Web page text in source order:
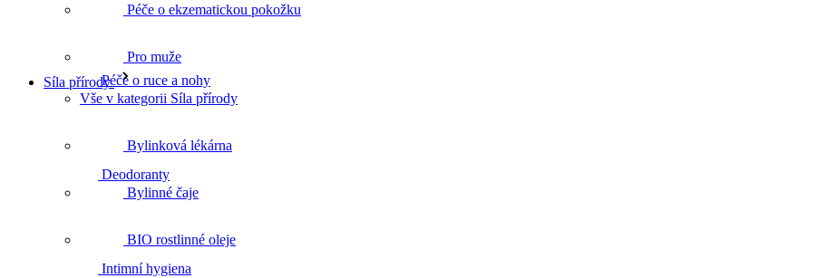
Péče o ruce a nohy
Deodoranty
Intimní hygiena
Péče o ekzematickou pokožku
Pro muže
Síla přírody
Vše v kategorii Síla přírody
Bylinková lékárna
Bylinné čaje
BIO rostlinné oleje